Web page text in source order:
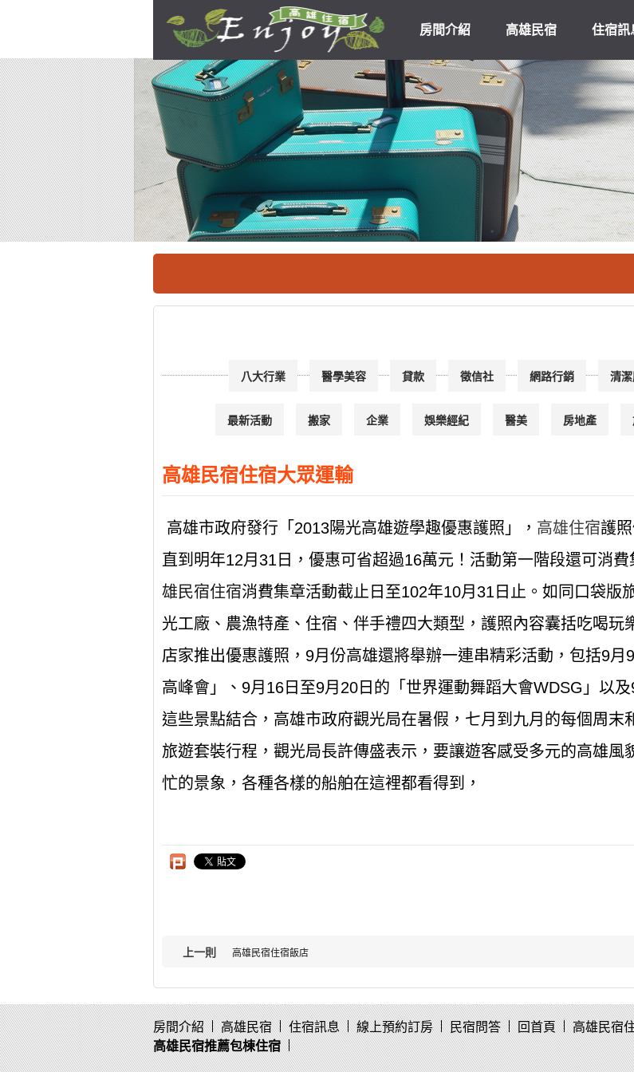
房間介紹 高雄民宿 住宿訊
高雄民宿住宿
優惠
關於我們
清
網路行銷
徵信社
貸款
醫學美容
八大行業
房地產
醫美
娛樂經紀
企業
搬家
最新活動
高雄民宿住宿大眾運輸
高雄市政府發行「2013陽光高雄遊學趣優惠護照」， 高雄住宿護
直到明年12月31日，優惠可省超過16萬元！活動第一階段還可消
雄民宿住宿消費集章活動截止日至102年10月31日止。如同口袋版
光工廠、農漁特產、住宿、伴手禮四大類型，護照內容囊括吃喝
店家推出優惠護照，9月份高雄還將舉辦一連串精彩活動，包括9
高峰會」、9月16日至9月20日的「世界運動舞蹈大會WDSG」以
這些景點結合，高雄市政府觀光局在暑假，七月到九月的每個周末
旅遊套裝行程，觀光局長許傳盛表示，要讓遊客感受多元的高雄風
忙的景象，各種各樣的船舶在這裡都看得到，
上一則 高雄民宿住宿飯店
房間介紹 高雄民宿 住宿訊息 線上預約訂房 民宿問答 回首頁 高雄民宿
高雄民宿推薦包棟住宿